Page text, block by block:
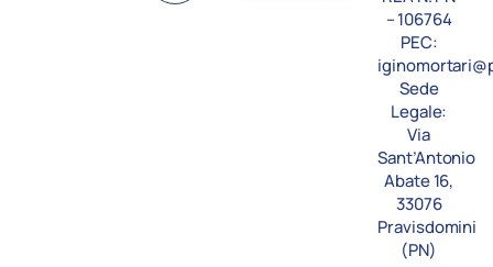
n
– 106764
PEC:
Sede
Legale:
Via
Sant’Antonio
Abate 16,
33076
Pravisdomini
(PN)